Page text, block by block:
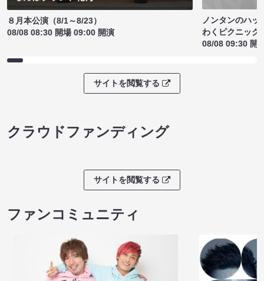
８月本公演（8/1～8/23）
08/08 08:30 開場 09:00 開演
ノンタンのハッ
わくピクニック
08/08 09:30 開
サイトを閲覧する
クラウドファンディング
サイトを閲覧する
ファンコミュニティ